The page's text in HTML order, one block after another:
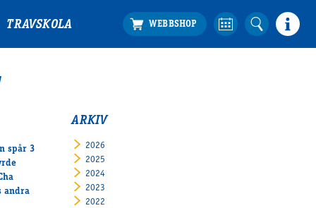
TRAVSKOLA
spår 3
andra
ARKIV
2026
2025
2024
2023
2022